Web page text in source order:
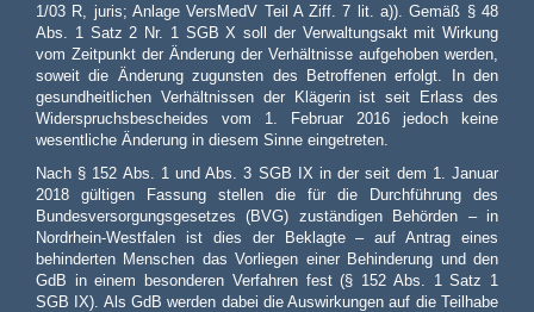
1/03 R, juris; Anlage VersMedV Teil A Ziff. 7 lit. a)). Gemäß § 48
Abs. 1 Satz 2 Nr. 1 SGB X soll der Verwaltungsakt mit Wirkung
vom Zeitpunkt der Änderung der Verhältnisse aufgehoben werden,
soweit die Änderung zugunsten des Betroffenen erfolgt. In den
gesundheitlichen Verhältnissen der Klägerin ist seit Erlass des
Widerspruchsbescheides vom 1. Februar 2016 jedoch keine
wesentliche Änderung in diesem Sinne eingetreten.
Nach § 152 Abs. 1 und Abs. 3 SGB IX in der seit dem 1. Januar
2018 gültigen Fassung stellen die für die Durchführung des
Bundesversorgungsgesetzes (BVG) zuständigen Behörden – in
Nordrhein-Westfalen ist dies der Beklagte – auf Antrag eines
behinderten Menschen das Vorliegen einer Behinderung und den
GdB in einem besonderen Verfahren fest (§ 152 Abs. 1 Satz 1
SGB IX). Als GdB werden dabei die Auswirkungen auf die Teilhabe